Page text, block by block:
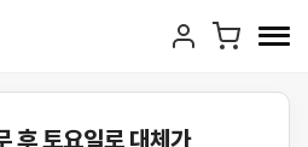
후 토요일로 대체가